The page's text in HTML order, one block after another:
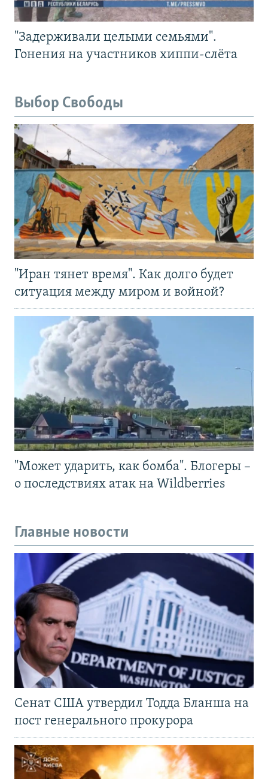
"Задерживали целыми семьями".
Гонения на участников хиппи-слёта
Выбор Свободы
"Иран тянет время". Как долго будет
ситуация между миром и войной?
"Может ударить, как бомба". Блогеры –
о последствиях атак на Wildberries
Главные новости
Сенат США утвердил Тодда Бланша на
пост генерального прокурора